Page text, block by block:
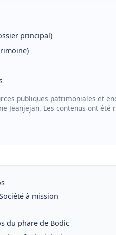
principal)
publiques patrimoniales et
Jeanjejan. Les contenus ont
à mission
du phare de Bodic